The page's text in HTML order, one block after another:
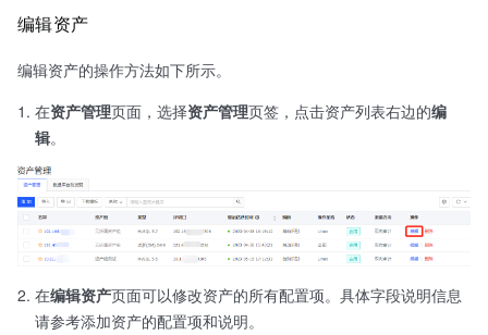
编辑资产
编辑资产的操作方法如下所示。
在资产管理页面，选择资产管理页签，点击资产列表右边的编
辑。
在编辑资产页面可以修改资产的所有配置项。具体字段说明信息
请参考添加资产的配置项和说明。